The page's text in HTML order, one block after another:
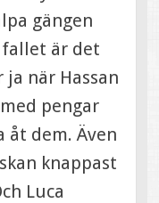
gängen
fallet är det
ja när Hassan
pengar
åt dem. Även
knappast
Luca